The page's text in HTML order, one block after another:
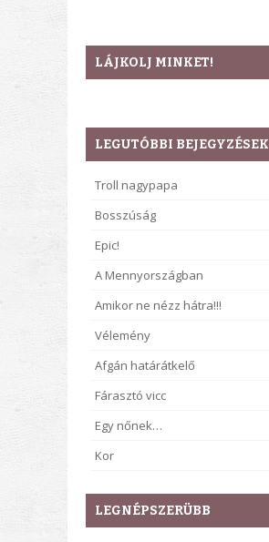
LÁJKOLJ MINKET!
LEGUTÓBBI BEJEGYZÉSEK
Troll nagypapa
Bosszúság
Epic!
A Mennyországban
Amikor ne nézz hátra!!!
Vélemény
Afgán határátkelő
Fárasztó vicc
Egy nőnek…
Kor
LEGNÉPSZERÜBB